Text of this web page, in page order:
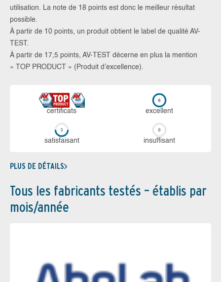
utilisation. La note de 18 points est donc le meilleur résultat
possible.
À partir de 10 points, un produit obtient le label de qualité AV-
TEST.
À partir de 17,5 points, AV-TEST décerne en plus la mention
« TOP PRODUCT » (Produit d’excellence).
certi­ficats ex­cellent
sa­tis­fai­sant in­suf­fi­sant
PLUS DE DÉTAILS
Tous les fabricants testés – établis par
mois/année